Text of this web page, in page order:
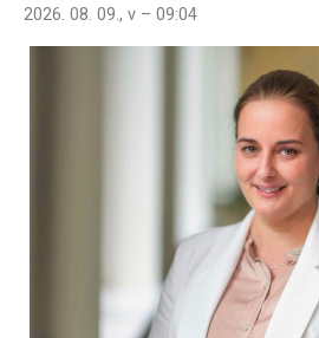
2026. 08. 09., v – 09:04